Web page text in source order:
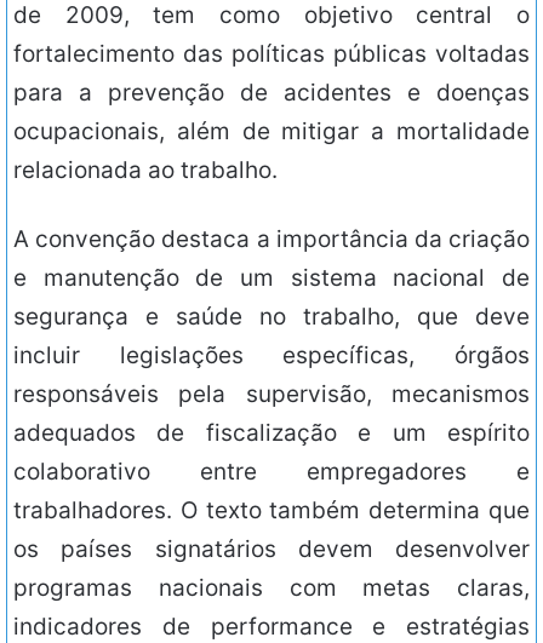
de 2009, tem como objetivo central o
fortalecimento das políticas públicas voltadas
para a prevenção de acidentes e doenças
ocupacionais, além de mitigar a mortalidade
relacionada ao trabalho.
A convenção destaca a importância da criação
e manutenção de um sistema nacional de
segurança e saúde no trabalho, que deve
incluir legislações específicas, órgãos
responsáveis pela supervisão, mecanismos
adequados de fiscalização e um espírito
colaborativo entre empregadores e
trabalhadores. O texto também determina que
os países signatários devem desenvolver
programas nacionais com metas claras,
indicadores de performance e estratégias